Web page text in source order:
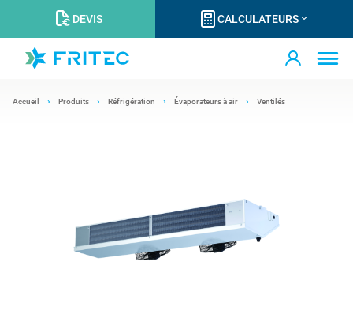
DEVIS CALCULATEURS
Accueil Produits Réfrigération Évaporateurs à air Ventilés